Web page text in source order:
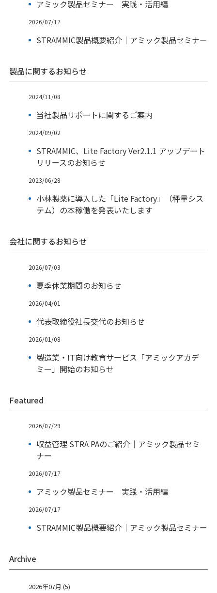
アミック製品セミナー 実践・活用編
2026/07/17
STRAMMIC製品概要紹介｜アミック製品セミナー
製品に関するお知らせ
2024/11/08
当社製品サポートに関するご案内
2024/09/02
STRAMMIC、Lite Factory Ver2.1.1 アップデート
リリースのお知らせ
2023/06/28
小林製薬に導入した「Lite Factory」（秤量シス
テム）の本稼働を発表いたします
会社に関するお知らせ
2026/07/03
夏季休業期間のお知らせ
2026/04/01
代表取締役社長交代のお知らせ
2026/01/08
製造業・IT向け教育サービス「アミックアカデ
ミー」開始のお知らせ
Featured
2026/07/29
収益管理 STRA PAのご紹介｜アミック製品セミ
ナー
2026/07/17
アミック製品セミナー 実践・活用編
2026/07/17
STRAMMIC製品概要紹介｜アミック製品セミナー
Archive
2026年07月 (5)